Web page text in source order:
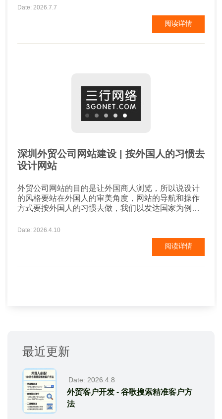
么几块，公司简介、产品中心、新闻中心、案例展示
等，差别不是特别的大。2000元的网站，无所谓设
计，把相关内容排列展示即可。而8000元的网站，需
要的不仅仅是简单的内容堆叠，企业的特色、优...
Date: 2026.7.7
阅读详情
深圳外贸公司网站建设 | 按外国人的习惯去
设计网站
外贸公司网站的目的是让外国商人浏览，所以说设计
的风格要站在外国人的审美角度，网站的导航和操作
方式要按外国人的习惯去做，我们以发达国家为例来
白蓝等浅色为主，白色为底；用不同深度的颜色划分
网站的各个区域。网站整体看上去要简单大方，图文
要有理有据，网站的颜色不要太鲜艳，也不喜欢太多
重...
Date: 2026.4.10
阅读详情
最近更新
Date: 2026.4.8
外贸客户开发 - 谷歌搜索精准客户方
法